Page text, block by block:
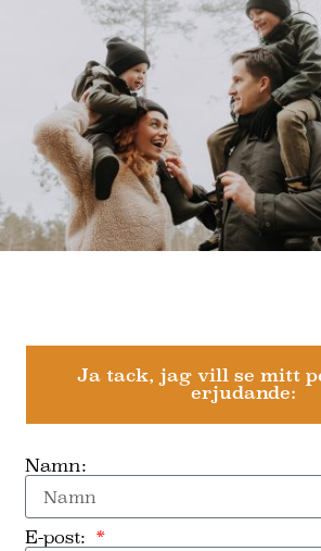
Ja tack, jag vill se mitt
erjudande:
Namn:
E-post: